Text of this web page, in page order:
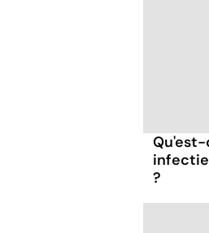
?